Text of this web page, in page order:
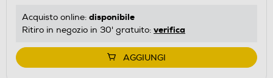
Acquisto online: disponibile
Ritiro in negozio in 30' gratuito: verifica
AGGIUNGI